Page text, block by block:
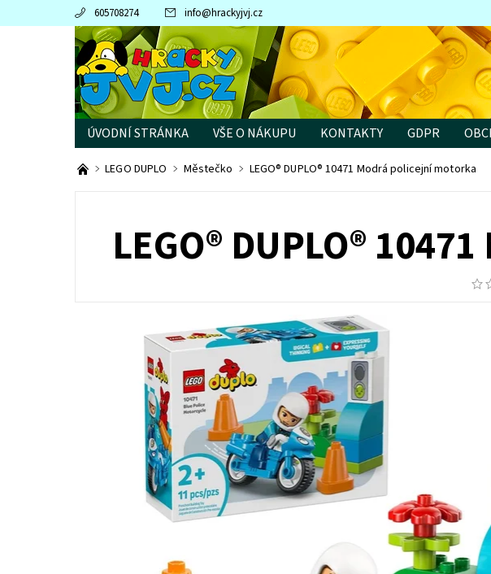
605708274 info@hrackyjvj.cz
ÚVODNÍ STRÁNKA VŠE O NÁKUPU KONTAKTY GDPR
PRODÁVANÉ ZNAČKY
LEGO DUPLO Městečko LEGO® DUPLO® 10471 Modrá policejní motorka
LEGO® DUPLO®